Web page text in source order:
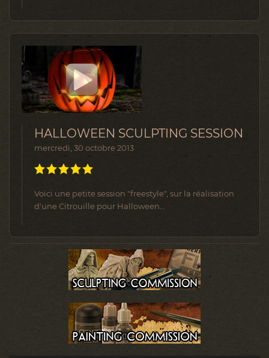
HALLOWEEN SCULPTING SESSION
mercredi, 30 octobre 2013
Voici une petite session "freestyle", sur la réalisation
d'une Citrouille pour Halloween...